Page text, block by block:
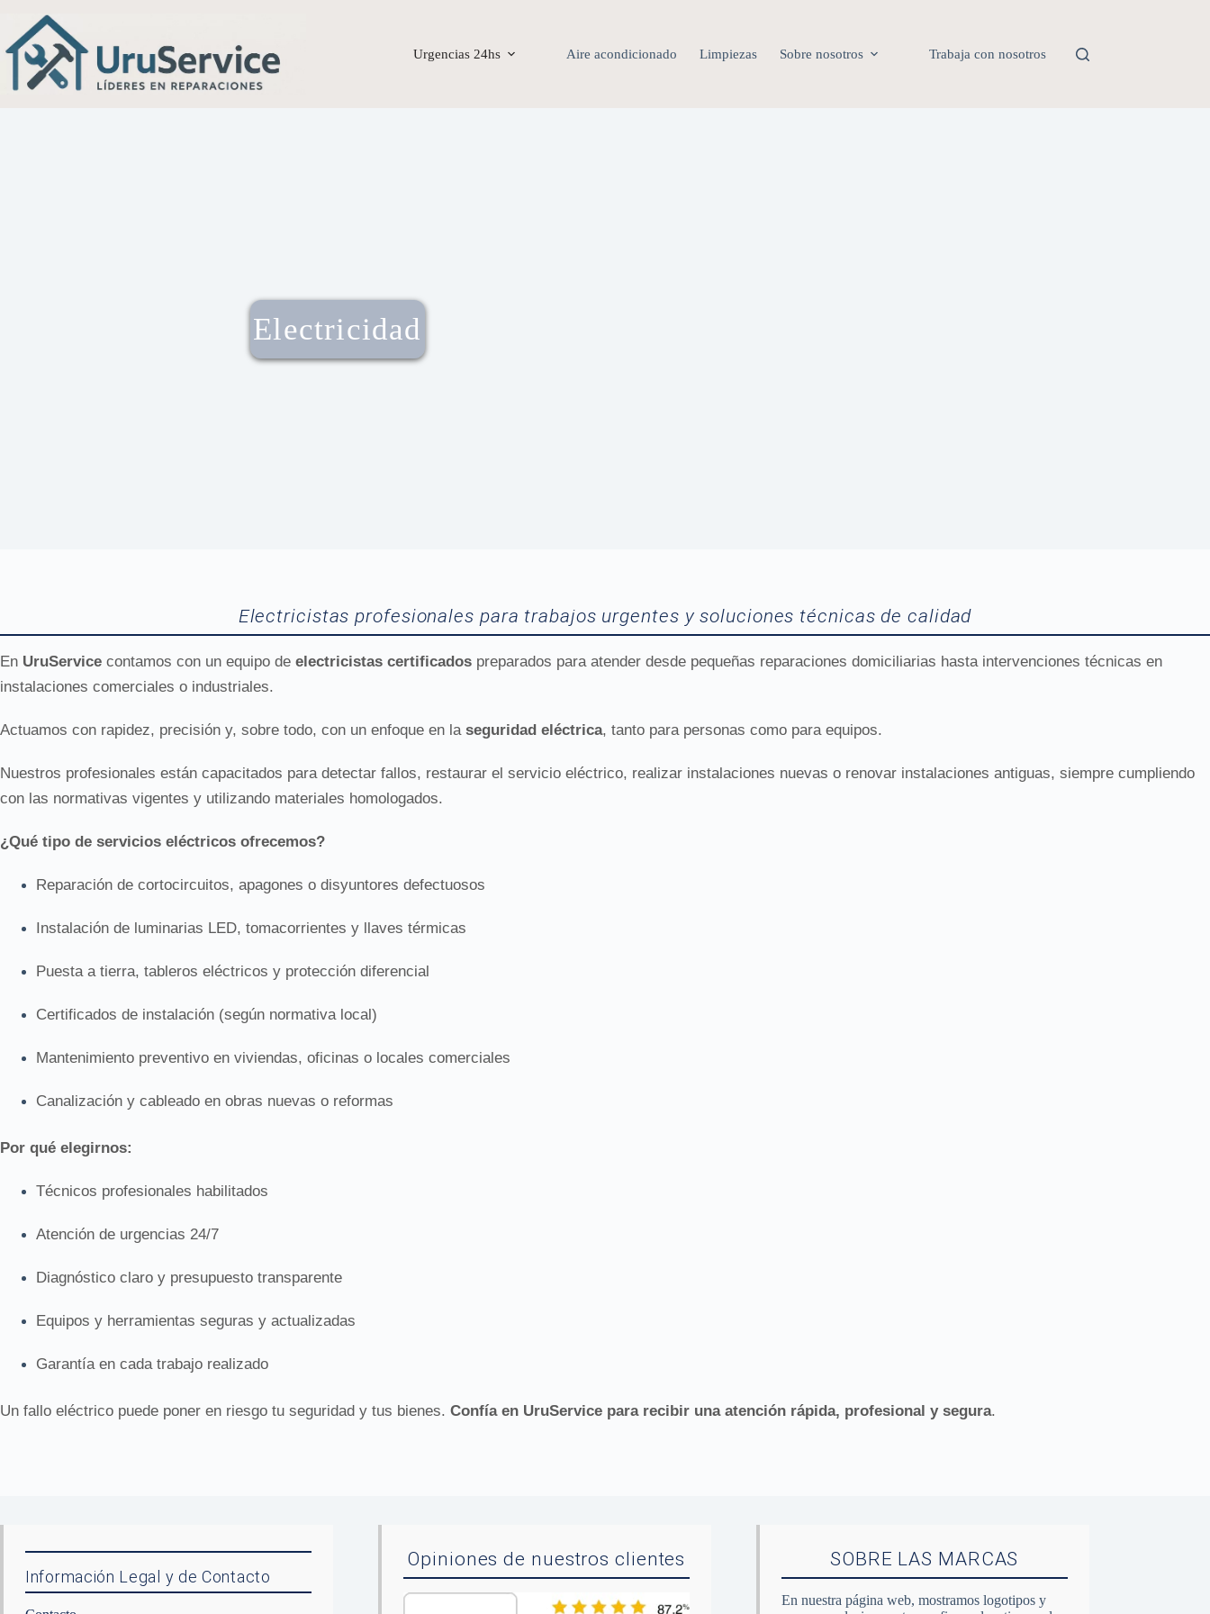
Urgencias 24hs Aire acondicionado Limpiezas Sobre nosotros Trabaja con nosotros
Electricidad
Electricistas profesionales para trabajos urgentes y soluciones técnicas de calidad
En UruService contamos con un equipo de electricistas certificados preparados para atender desde pequeñas reparaciones domiciliarias hasta intervenciones técnicas en
instalaciones comerciales o industriales.
Actuamos con rapidez, precisión y, sobre todo, con un enfoque en la seguridad eléctrica, tanto para personas como para equipos.
Nuestros profesionales están capacitados para detectar fallos, restaurar el servicio eléctrico, realizar instalaciones nuevas o renovar instalaciones antiguas, siempre cumpliendo
con las normativas vigentes y utilizando materiales homologados.
¿Qué tipo de servicios eléctricos ofrecemos?
Reparación de cortocircuitos, apagones o disyuntores defectuosos
Instalación de luminarias LED, tomacorrientes y llaves térmicas
Puesta a tierra, tableros eléctricos y protección diferencial
Certificados de instalación (según normativa local)
Mantenimiento preventivo en viviendas, oficinas o locales comerciales
Canalización y cableado en obras nuevas o reformas
Por qué elegirnos:
Técnicos profesionales habilitados
Atención de urgencias 24/7
Diagnóstico claro y presupuesto transparente
Equipos y herramientas seguras y actualizadas
Garantía en cada trabajo realizado
Un fallo eléctrico puede poner en riesgo tu seguridad y tus bienes. Confía en UruService para recibir una atención rápida, profesional y segura.
Información Legal y de Contacto
Opiniones de nuestros clientes SOBRE LAS MARCAS
En nuestra página web, mostramos logotipos y